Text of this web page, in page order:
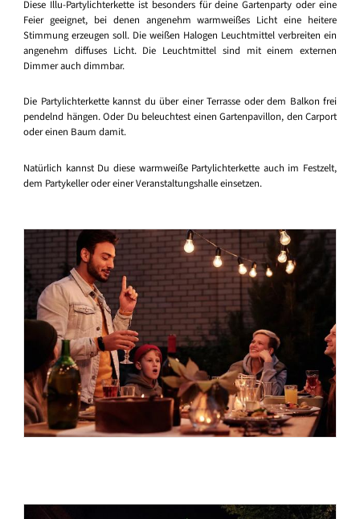
Diese Illu-Partylichterkette ist besonders für deine Gartenparty oder eine
Feier geeignet, bei denen angenehm warmweißes Licht eine heitere
Stimmung erzeugen soll. Die weißen Halogen Leuchtmittel verbreiten ein
angenehm diffuses Licht. Die Leuchtmittel sind mit einem externen
Dimmer auch dimmbar.
Die Partylichterkette kannst du über einer Terrasse oder dem Balkon frei
pendelnd hängen. Oder Du beleuchtest einen Gartenpavillon, den Carport
oder einen Baum damit.
Natürlich kannst Du diese warmweiße Partylichterkette auch im Festzelt,
dem Partykeller oder einer Veranstaltungshalle einsetzen.